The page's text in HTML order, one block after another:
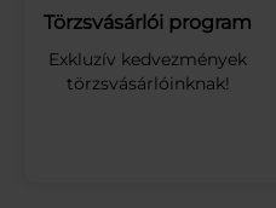
B
S
Z
E
Törzsvásárlói program
Exkluzív kedvezmények
törzsvásárlóinknak!